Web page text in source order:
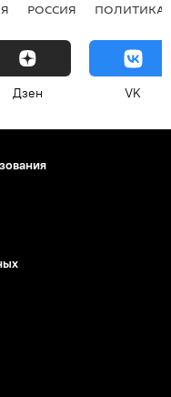
РОССИЯ ПОЛИТИКА
Дзен VK